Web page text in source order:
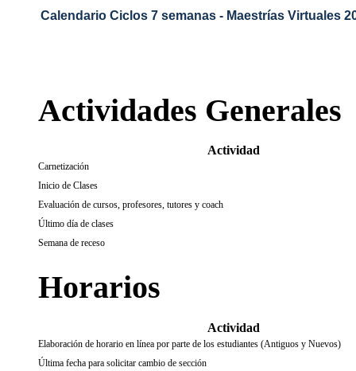
Calendario Ciclos 7 semanas - Maestrías Virtuales
Actividades Generales
Actividad
Carnetización
Inicio de Clases
Evaluación de cursos, profesores, tutores y coach
Último día de clases
Semana de receso
Horarios
Actividad
Elaboración de horario en línea por parte de los estudiantes (Antiguos y Nuevos)
Última fecha para solicitar cambio de sección